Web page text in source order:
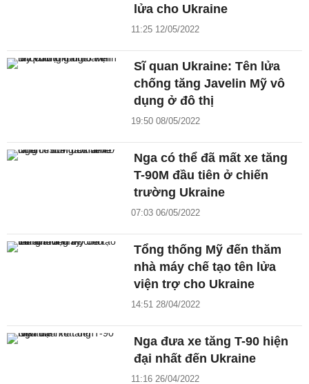
lửa cho Ukraine
11:25 12/05/2022
Sĩ quan Ukraine: Tên lửa
chống tăng Javelin Mỹ vô
dụng ở đô thị
19:50 08/05/2022
Nga có thể đã mất xe tăng
T-90M đầu tiên ở chiến
trường Ukraine
07:03 06/05/2022
Tổng thống Mỹ đến thăm
nhà máy chế tạo tên lửa
viện trợ cho Ukraine
14:51 28/04/2022
Nga đưa xe tăng T-90 hiện
đại nhất đến Ukraine
11:16 26/04/2022